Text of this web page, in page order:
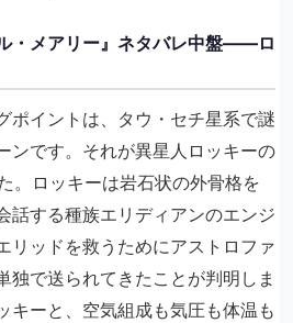
・メアリー』ネタバレ中盤——ロ
ポイントは、タウ・セチ星系で謎
ンです。それが異星人ロッキーの
。ロッキーは岩石状の外骨格を
話する種族エリディアンのエンジ
リッドを救うためにアストロファ
独で送られてきたことが判明しま
キーと、空気組成も気圧も体温も